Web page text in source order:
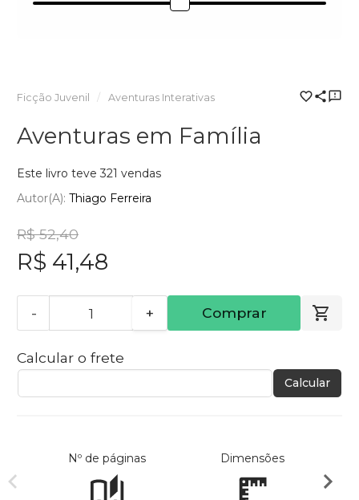
Ficção Juvenil Aventuras Interativas
Aventuras em Família
Este livro teve 321 vendas
Autor(a): Thiago Ferreira
R$ 52,40
R$ 41,48
- + Comprar
Calcular o frete
Calcular
Nº de páginas Dimensões